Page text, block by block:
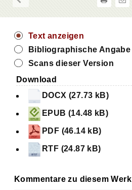
Text anzeigen
Bibliographische Angabe
Scans dieser Version
Download
DOCX (27.73 kB)
EPUB (14.48 kB)
PDF (46.14 kB)
RTF (24.87 kB)
Kommentare zu diesem Werk